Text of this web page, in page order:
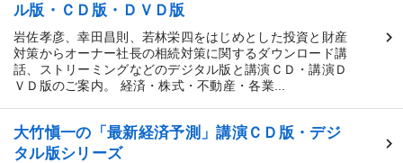
ル版・ＣＤ版・ＤＶＤ版
岩佐孝彦、幸田昌則、若林栄四をはじめとした投資と財産
対策からオーナー社長の相続対策に関するダウンロード講
話、ストリーミングなどのデジタル版と講演ＣＤ・講演Ｄ
ＶＤ版のご案内。 経済・株式・不動産・各業...
大竹愼一の「最新経済予測」講演ＣＤ版・デジ
タル版シリーズ